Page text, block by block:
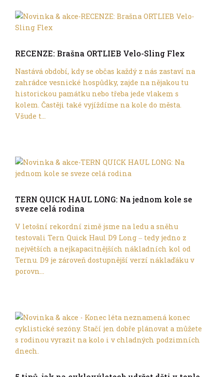
RECENZE: Brašna ORTLIEB Velo-Sling Flex
Nastává období, kdy se občas každý z nás zastaví na
zahrádce vesnické hospůdky, zajde na nějakou tu
historickou památku nebo třeba jede vlakem s
kolem. Častěji také vyjíždíme na kole do města.
Všude t...
TERN QUICK HAUL LONG: Na jednom kole se
sveze celá rodina
V letošní rekordní zimě jsme na ledu a sněhu
testovali Tern Quick Haul D9 Long ‒ tedy jedno z
největších a nejkapacitnějších nákladních kol od
Ternu. D9 je zároveň dostupnější verzí náklaďáku v
porovn...